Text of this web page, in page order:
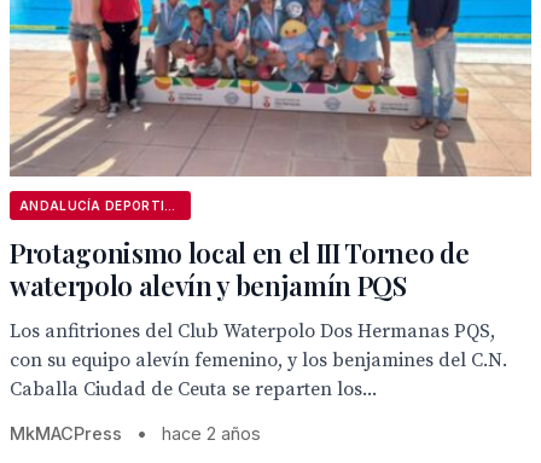
Protagonismo local en el III Torneo de
waterpolo alevín y benjamín PQS
Los anfitriones del Club Waterpolo Dos Hermanas PQS,
con su equipo alevín femenino, y los benjamines del C.N.
Caballa Ciudad de Ceuta se reparten los...
MkMACPress • hace 2 años